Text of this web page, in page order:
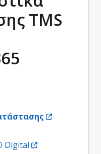
TMS
Digital .